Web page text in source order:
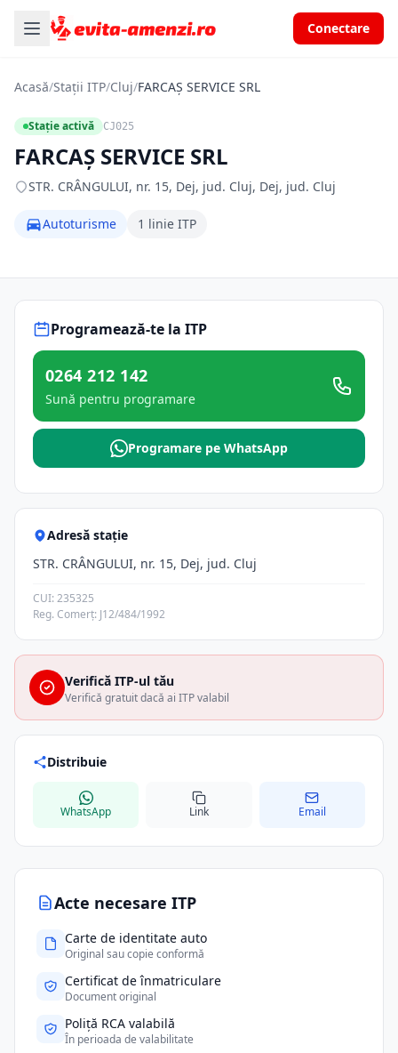
Conectare
Acasă/Stații ITP/Cluj/FARCAŞ SERVICE SRL
Stație activă CJ025
FARCAŞ SERVICE SRL
STR. CRÂNGULUI, nr. 15, Dej, jud. Cluj, Dej, jud. Cluj
Autoturisme 1 linie ITP
Acte necesare ITP
Carte de identitate auto
Original sau copie conformă
Certificat de înmatriculare
Document original
Poliță RCA valabilă
În perioada de valabilitate
Programează-te la ITP
0264 212 142
Sună pentru programare
Programare pe WhatsApp
Adresă stație
STR. CRÂNGULUI, nr. 15, Dej, jud. Cluj
CUI: 235325
Reg. Comerț: J12/484/1992
Verifică ITP-ul tău
Verifică gratuit dacă ai ITP valabil
Distribuie
WhatsApp Link Email